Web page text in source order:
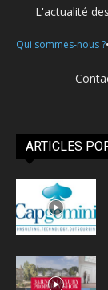
L'actualité
Qui sommes-nous ?•
ARTICLES